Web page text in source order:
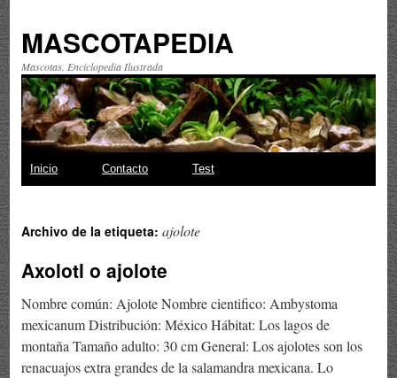
MASCOTAPEDIA
Mascotas. Enciclopedia Ilustrada
Saltar
contenido
Inicio Contacto Test
Archivo de la etiqueta: ajolote
Axolotl o ajolote
Nombre común: Ajolote Nombre cientifico: Ambystoma
mexicanum Distribución: México Hábitat: Los lagos de
montaña Tamaño adulto: 30 cm General: Los ajolotes son los
renacuajos extra grandes de la salamandra mexicana. Lo